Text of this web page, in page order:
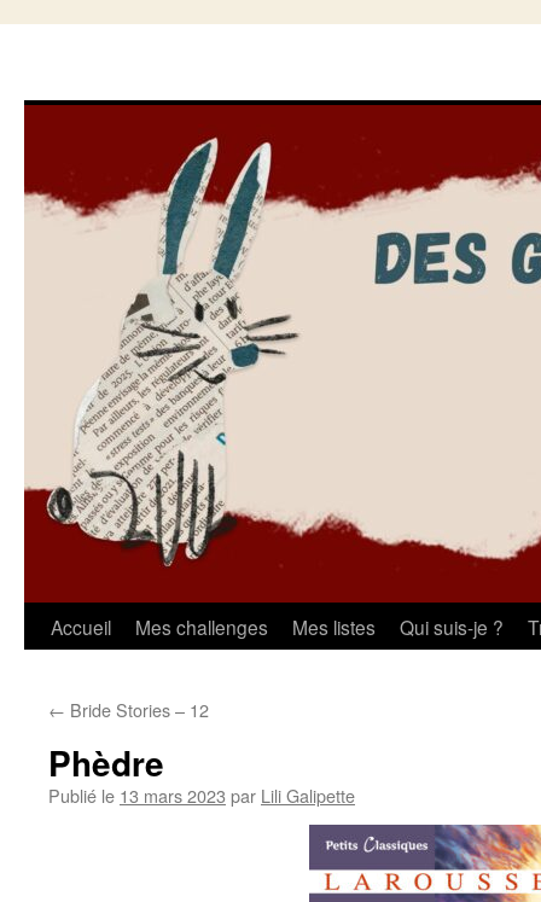
Aller
contenu
Accueil Mes challenges Mes listes Qui suis-je ?
← Bride Stories – 12
Phèdre
Publié le 13 mars 2023 par Lili Galipette